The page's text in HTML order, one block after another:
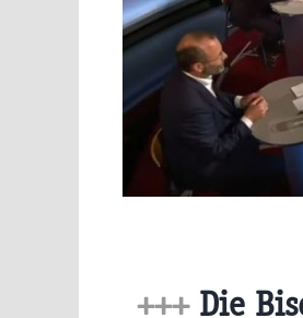
+++Die